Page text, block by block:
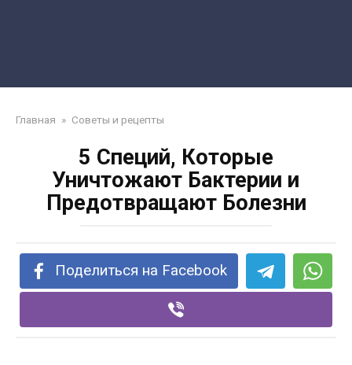
Главная » Советы и рецепты
5 Специй, Которые
Уничтожают Бактерии и
Предотвращают Болезни
Поделиться на Facebook